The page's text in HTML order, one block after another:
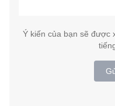
Ý kiến của bạn sẽ được